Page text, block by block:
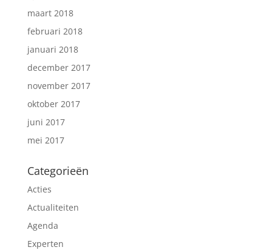
maart 2018
februari 2018
januari 2018
december 2017
november 2017
oktober 2017
juni 2017
mei 2017
Categorieën
Acties
Actualiteiten
Agenda
Experten